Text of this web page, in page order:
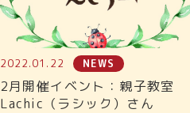
2022.01.22 NEWS
2月開催イベント：親子教室
Lachic（ラシック）さん